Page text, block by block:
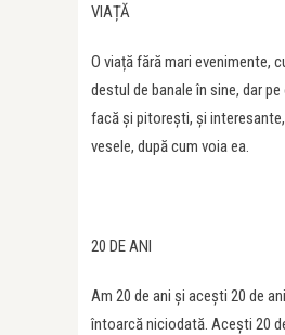
VIAȚĂ
O viață fără mari evenimente,
destul de banale în sine, dar
facă și pitorești, și
vesele, după cum voia ea.
20 DE ANI
Am 20 de ani și acești 20 de
întoarcă niciodată. Acești 20